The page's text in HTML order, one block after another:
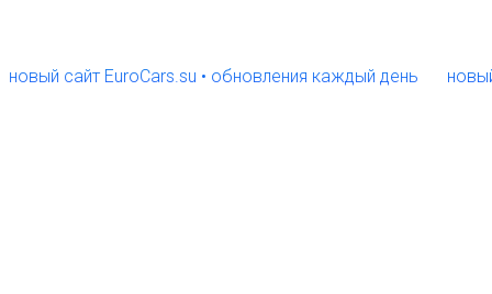
сайт EuroCars.su • обновления каждый день новый